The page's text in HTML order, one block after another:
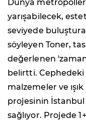
Dünya
yarışabilecek,
seviyede
söyleyen Toner,
değerlenen
belirtti. Cephedeki
malzemeler ve
projesinin İstanbul
sağlıyor. Projede